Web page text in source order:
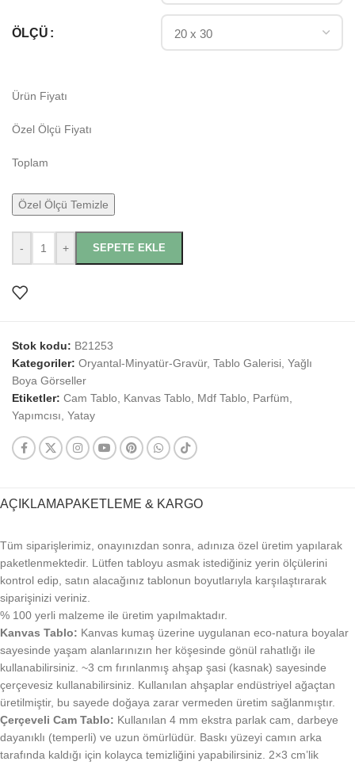
ÖLÇÜ
Ürün Fiyatı
Özel Ölçü Fiyatı
Toplam
Özel Ölçü Temizle
- + SEPETE EKLE
Stok kodu: B21253
Kategoriler: Oryantal-Minyatür-Gravür, Tablo Galerisi, Yağlı
Boya Görseller
Etiketler: Cam Tablo, Kanvas Tablo, Mdf Tablo, Parfüm,
Yapımcısı, Yatay
AÇIKLAMAPAKETLEME & KARGO
Tüm siparişlerimiz, onayınızdan sonra, adınıza özel üretim yapılarak
paketlenmektedir. Lütfen tabloyu asmak istediğiniz yerin ölçülerini
kontrol edip, satın alacağınız tablonun boyutlarıyla karşılaştırarak
siparişinizi veriniz.
% 100 yerli malzeme ile üretim yapılmaktadır.
Kanvas Tablo: Kanvas kumaş üzerine uygulanan eco-natura boyalar
sayesinde yaşam alanlarınızın her köşesinde gönül rahatlığı ile
kullanabilirsiniz. ~3 cm fırınlanmış ahşap şasi (kasnak) sayesinde
çerçevesiz kullanabilirsiniz. Kullanılan ahşaplar endüstriyel ağaçtan
üretilmiştir, bu sayede doğaya zarar vermeden üretim sağlanmıştır.
Çerçeveli Cam Tablo: Kullanılan 4 mm ekstra parlak cam, darbeye
dayanıklı (temperli) ve uzun ömürlüdür. Baskı yüzeyi camın arka
tarafında kaldığı için kolayca temizliğini yapabilirsiniz. 2×3 cm’lik